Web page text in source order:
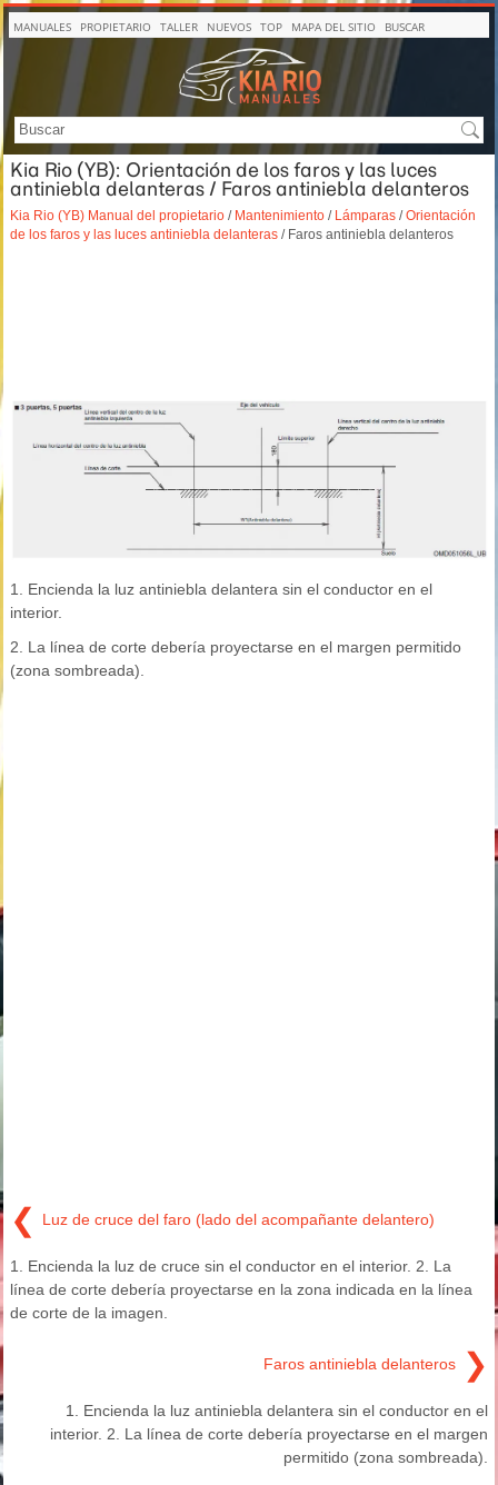
MANUALES PROPIETARIO TALLER NUEVOS TOP MAPA DEL SITIO BUSCAR
Kia Rio (YB): Orientación de los faros y las luces
antiniebla delanteras / Faros antiniebla delanteros
Kia Rio (YB) Manual del propietario / Mantenimiento / Lámparas /Orientación
de los faros y las luces antiniebla delanteras / Faros antiniebla delanteros
1. Encienda la luz antiniebla delantera sin el conductor en el
interior.
2. La línea de corte debería proyectarse en el margen permitido
(zona sombreada).
❮ Luz de cruce del faro (lado del acompañante delantero)
1. Encienda la luz de cruce sin el conductor en el interior. 2. La
línea de corte debería proyectarse en la zona indicada en la línea
de corte de la imagen.
Faros antiniebla delanteros ❯
1. Encienda la luz antiniebla delantera sin el conductor en el
interior. 2. La línea de corte debería proyectarse en el margen
permitido (zona sombreada).